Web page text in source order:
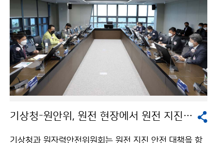
기상청-원안위, 원전 현장에서 원전 지진 안전 대책 논의
기상청과 원자력안전위원회는 원전 지진 안전 대책을 함